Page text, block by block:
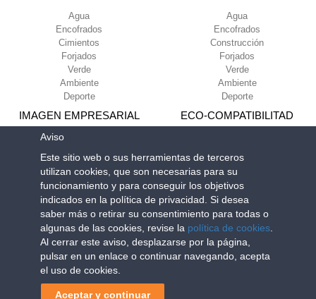
Agua
Encofrados
Cimientos
Forjados
Verde
Ambiente
Deporte
Agua
Encofrados
Construcción
Forjados
Verde
Ambiente
Deporte
IMAGEN EMPRESARIAL
Condiciones de venta
Sobre nosotros
Newsletter
ECO-COMPATIBILITAD
Geoplast S.p.A. | Via Martiri della Libertà, 6/8 - 35010 Grantorto (Padova)
ITALY - Tel+39 049 9490289 - info@geoplastglobal.com
Reg. Impr. PD. n. 03285310284 - R.E.A. n. 300667 P.IVA e C.F.
03285310284 | Cap. Soc. Euro 2.000.000 i.v. |
Aviso
Este sitio web o sus herramientas de terceros
utilizan cookies, que son necesarias para su
funcionamiento y para conseguir los objetivos
indicados en la política de privacidad. Si desea
saber más o retirar su consentimiento para todas o
algunas de las cookies, revise la política de cookies
Al cerrar este aviso, desplazarse por la página,
pulsar en un enlace o continuar navegando, acepta
el uso de cookies.
Aceptar y continuar